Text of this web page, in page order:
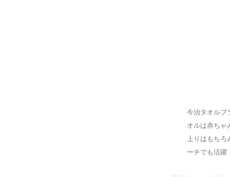
今治タオルブ
オルは赤ちゃ
上りはもちろ
ーチでも活躍